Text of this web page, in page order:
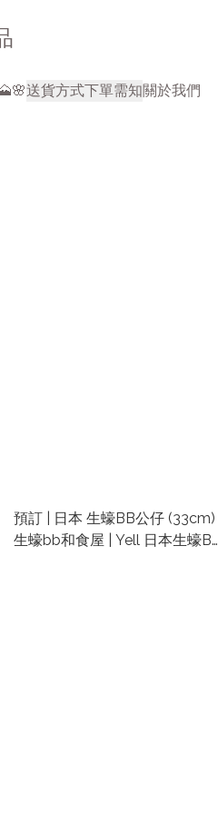
送貨方式下單需知關於我們
預訂 | 日本 生蠔BB公仔 (33cm) |
生蠔bb和食屋 | Yell 日本生蠔BB